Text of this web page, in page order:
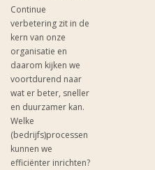
Continue
verbetering zit in de
kern van onze
organisatie en
daarom kijken we
voortdurend naar
wat er beter, sneller
en duurzamer kan.
Welke
(bedrijfs)processen
kunnen we
efficiënter inrichten?